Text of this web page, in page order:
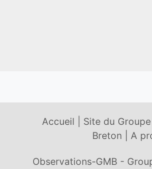
Accueil
Site du
Breton |A
Observations-GMB -